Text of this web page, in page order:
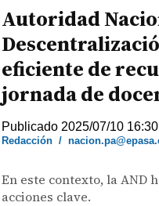
Autoridad
eficiente de
jornada de
Publicado 2025/07/10
Redacción /
En este contexto, la AND
acciones clave.